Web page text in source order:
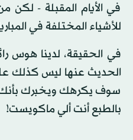
في الأيام المقبلة - لكن
للأشياء المختلفة في
في الحقيقة، لدينا هوس
الحديث عنها ليس كذلك
سوف يكرهك ويخبرك بأنك
بالطبع أنت ألي ماكويست!